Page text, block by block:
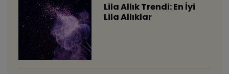
Lila Allık Trendi: En İyi
Lila Allıklar